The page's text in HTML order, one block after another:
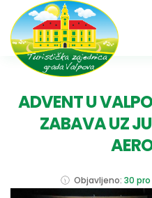
ADVENT U
ZABAVA UZ
Objavljeno: 30